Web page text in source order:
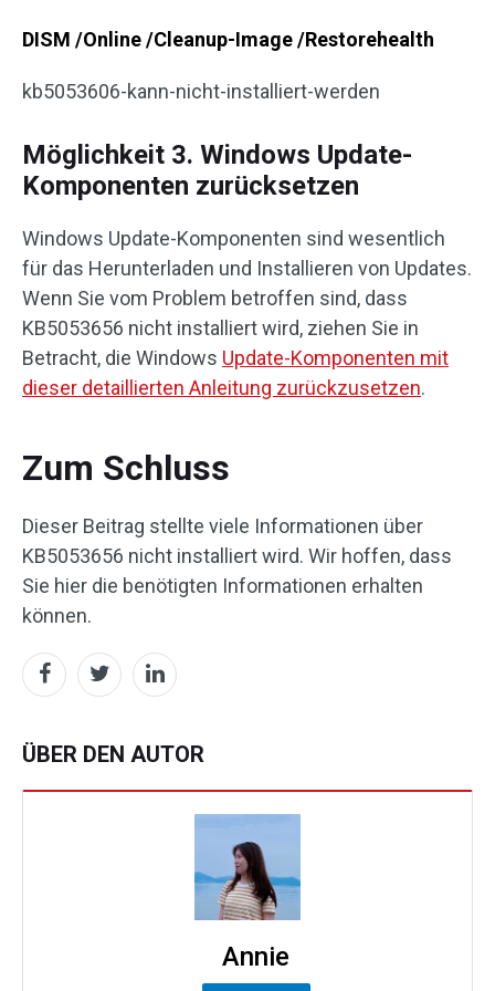
DISM /Online /Cleanup-Image /Restorehealth
kb5053606-kann-nicht-installiert-werden
Möglichkeit 3. Windows Update-
Komponenten zurücksetzen
Windows Update-Komponenten sind wesentlich
für das Herunterladen und Installieren von Updates.
Wenn Sie vom Problem betroffen sind, dass
KB5053656 nicht installiert wird, ziehen Sie in
Betracht, die Windows Update-Komponenten mit
dieser detaillierten Anleitung zurückzusetzen.
Zum Schluss
Dieser Beitrag stellte viele Informationen über
KB5053656 nicht installiert wird. Wir hoffen, dass
Sie hier die benötigten Informationen erhalten
können.
ÜBER DEN AUTOR
Annie